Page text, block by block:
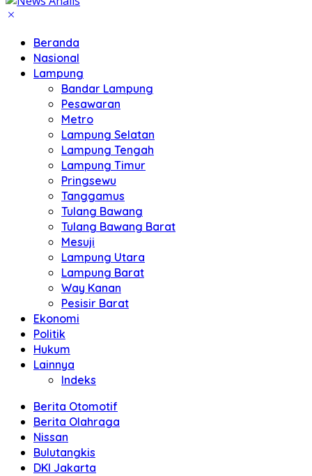
Beranda
Nasional
Lampung
Bandar Lampung
Pesawaran
Metro
Lampung Selatan
Lampung Tengah
Lampung Timur
Pringsewu
Tanggamus
Tulang Bawang
Tulang Bawang Barat
Mesuji
Lampung Utara
Lampung Barat
Way Kanan
Pesisir Barat
Ekonomi
Politik
Hukum
Lainnya
Indeks
Berita Otomotif
Berita Olahraga
Nissan
Bulutangkis
DKI Jakarta